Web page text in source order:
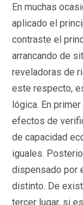
En muchas
aplicado el
contraste el
arrancando de
reveladoras de
este respecto,
lógica. En
efectos de
de capacidad
iguales.
dispensado por
distinto. De
tercer lugar, si